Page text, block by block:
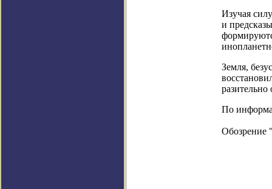
Изучая
и
Земля,
По
Обозрение